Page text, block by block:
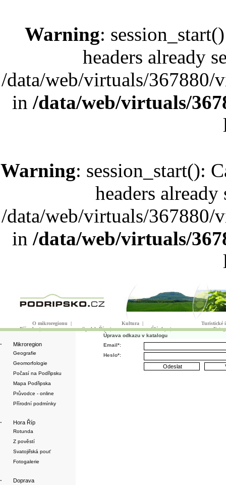
Warning:
headers already
/data/web/virtuals/
in /data/web/virtuals/
Warning: session_start():
headers
/data/web/virtuals/
in /data/web/virtuals/
O mikroregionu | Kultura |
Turistické
Příroda| Spolek Říp| Články|
· Mikroregion
Geografie
Geomorfologie
Počasí na Podřipsku
Mapa Podřipska
Průvodce - online
Přírodní podmínky
· Hora Říp
Rotunda
Z pověstí
Svatojiřská pouť
Fotogalerie
· Doprava
Úprava odkazu v katalogu
Email*:
Heslo*: